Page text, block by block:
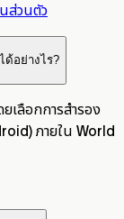
ส่วนตัว
อย่างไร?
เลือกการสำรอง
ภายใน World